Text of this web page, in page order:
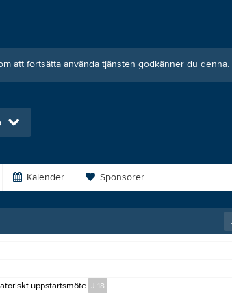
att fortsätta använda tjänsten godkänner du denna.
Kalender Sponsorer
uppstartsmöte J 18